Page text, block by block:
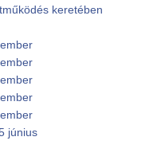
keretében
június